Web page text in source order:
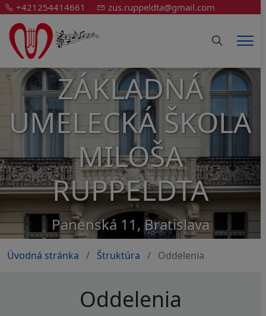
+421254414661 zus.ruppeldta@gmail.com
Hledání
ZÁKLADNÁ
UMELECKÁ ŠKOLA
MILOŠA
RUPPELDTA
Panenská 11, Bratislava
Úvodná stránka Štruktúra Oddelenia
Oddelenia